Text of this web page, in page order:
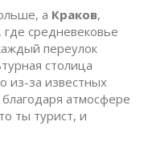
а Краков,
средневековье
переулок
столица
из-за известных
атмосфере
ты турист, и